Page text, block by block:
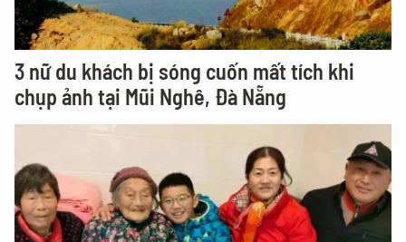
3 nữ du khách bị sóng cuốn mất tích khi
chụp ảnh tại Mũi Nghê, Đà Nẵng